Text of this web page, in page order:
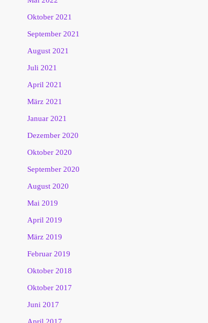
Oktober 2021
September 2021
August 2021
Juli 2021
April 2021
März 2021
Januar 2021
Dezember 2020
Oktober 2020
September 2020
August 2020
Mai 2019
April 2019
März 2019
Februar 2019
Oktober 2018
Oktober 2017
Juni 2017